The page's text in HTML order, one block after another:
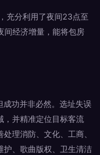
充分利用了夜间23点至
间经济增量，能将包房
成功并非必然。选址失误
，并精准定位目标客流
理消防、文化、工商、
护、歌曲版权、卫生清洁